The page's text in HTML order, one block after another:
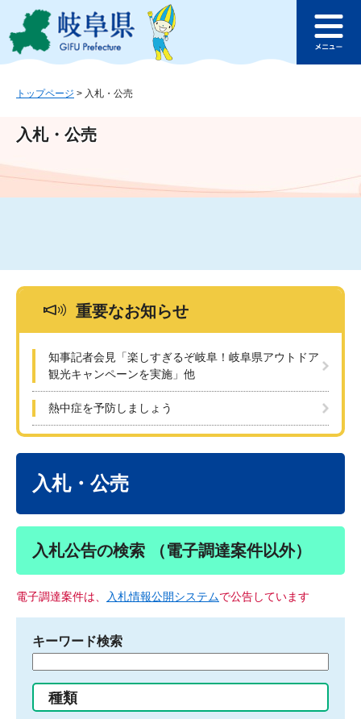
ジ
ュ
文
このページの本文へ
ュ
トップページ > 入札・公売
入札・公売
重要なお知らせ
知事記者会見「楽しすぎるぞ岐阜！岐阜県アウトドア
観光キャンペーンを実施」他
熱中症を予防しましょう
入札・公売
入札公告の検索 （電子調達案件以外）
電子調達案件は、 入札情報公開システムで公告しています
キーワード検索
る
種類